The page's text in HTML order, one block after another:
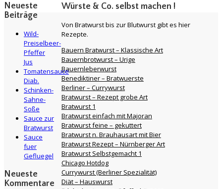
Würste & Co. selbst machen !
Von Bratwurst bis zur Blutwurst gibt es hier
Rezepte.
Bauern Bratwurst – Klassische Art
Bauernbrotwurst – Urige
Bauernleberwurst
Benediktiner – Bratwuerste
Berliner – Currywurst
Bratwurst – Rezept grobe Art
Bratwurst 1
Bratwurst einfach mit Majoran
Bratwurst feine – gekuttert
Bratwurst n. Brauhausart mit Bier
Bratwurst Rezept – Nürnberger Art
Bratwurst Selbstgemacht 1
Chicago Hotdog
Currywurst (Berliner Spezialität)
Diät – Hauswurst
Neueste
Beiträge
Wild-
Preiselbeer-
Pfeffer
Jus
Tomatensauce
Diab.
Schinken-
Sahne-
Soße
Sauce zur
Bratwurst
Sauce
fuer
Gefluegel
Neueste
Kommentare